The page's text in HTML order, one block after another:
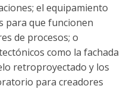
el equipamiento
para que funcionen
de procesos; o
como la fachada
retroproyectado y los
para creadores